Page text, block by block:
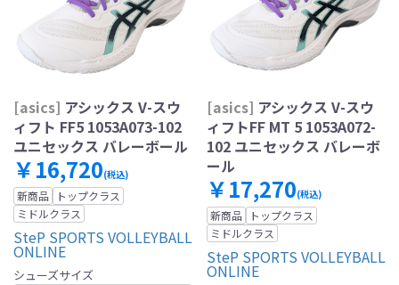
[asics] アシックス V-スウ
ィフト FF5 1053A073-102
ユニセックス バレーボール
￥16,720(税込)
新商品
トップクラス
ミドルクラス
SteP SPORTS VOLLEYBALL
ONLINE
シューズサイズ
[asics] アシックス V-スウ
ィフトFF MT 5 1053A072-
102 ユニセックス バレーボ
ール
￥17,270(税込)
新商品
トップクラス
ミドルクラス
SteP SPORTS VOLLEYBALL
ONLINE